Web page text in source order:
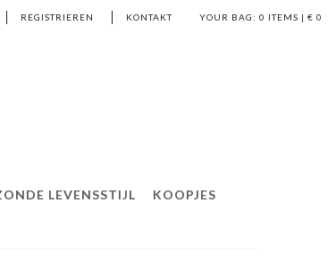
YOUR BAG: 0 ITEMS | € 0
REGISTRIEREN KONTAKT
LEVENSSTIJL KOOPJES